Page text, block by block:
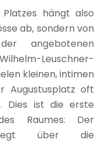
hängt also
ab, sondern von
angebotenen
Leuschner-
kleinen, intimen
Augustusplatz oft
Dies ist die erste
Raumes: Der
über die